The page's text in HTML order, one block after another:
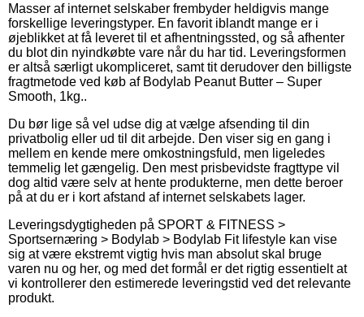
Masser af internet selskaber frembyder heldigvis mange
forskellige leveringstyper. En favorit iblandt mange er i
øjeblikket at få leveret til et afhentningssted, og så afhenter
du blot din nyindkøbte vare når du har tid. Leveringsformen
er altså særligt ukompliceret, samt tit derudover den billigste
fragtmetode ved køb af Bodylab Peanut Butter – Super
Smooth, 1kg..
Du bør lige så vel udse dig at vælge afsending til din
privatbolig eller ud til dit arbejde. Den viser sig en gang i
mellem en kende mere omkostningsfuld, men ligeledes
temmelig let gængelig. Den mest prisbevidste fragttype vil
dog altid være selv at hente produkterne, men dette beroer
på at du er i kort afstand af internet selskabets lager.
Leveringsdygtigheden på SPORT & FITNESS >
Sportsernæring > Bodylab > Bodylab Fit lifestyle kan vise
sig at være ekstremt vigtig hvis man absolut skal bruge
varen nu og her, og med det formål er det rigtig essentielt at
vi kontrollerer den estimerede leveringstid ved det relevante
produkt.